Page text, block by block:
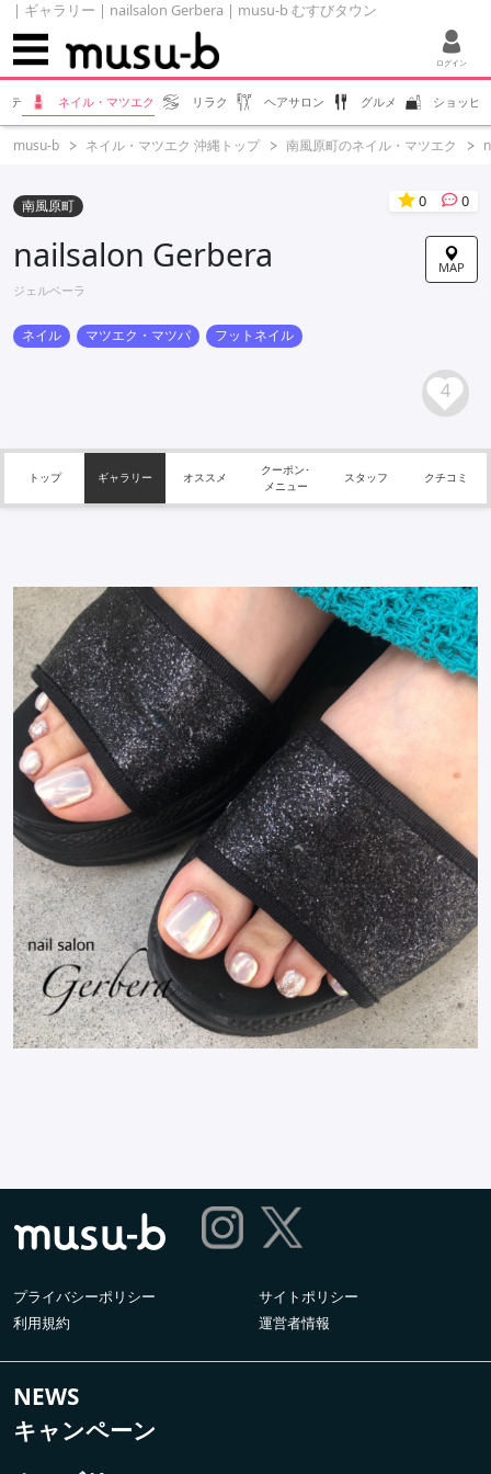
| ギャラリー | nailsalon Gerbera | musu-b むすびタウン
ログイン
テ ネイル・マツエク リラク ヘアサロン グルメ ショッピ
musu-b ネイル・マツエク 沖縄トップ 南風原町のネイル・マツエク
南風原町 0 0
MAP
nailsalon Gerbera
ジェルベーラ
ネイル マツエク・マツパ フットネイル
4
トップ ギャラリー オススメ
クーポン･
メニュー
スタッフ クチコミ
プライバシーポリシー
サイトポリシー
利用規約
運営者情報
NEWS
キャンペーン